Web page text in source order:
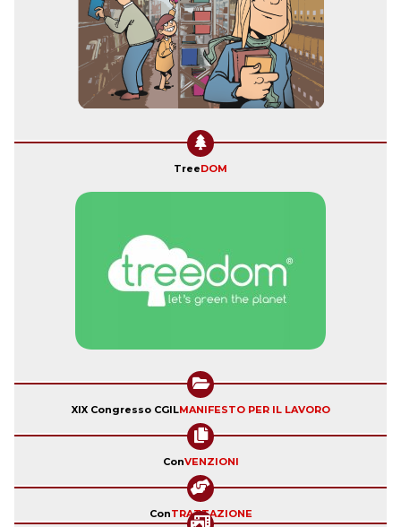
TreeDOM
XIX Congresso CGILMANIFESTO PER IL LAVORO
ConVENZIONI
ConTRATTAZIONE